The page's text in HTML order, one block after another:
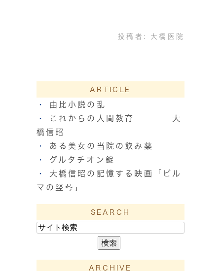
投稿者: 大橋医院
ARTICLE
由比小説の乱
これからの人間教育 大
橋信昭
ある美女の当院の飲み薬
グルタチオン錠
大橋信昭の記憶する映画「ビル
マの竪琴」
SEARCH
ARCHIVE